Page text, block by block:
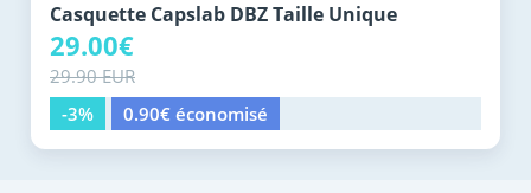
Casquette Capslab DBZ Taille Unique
29.00€
29.90 EUR
-3%
0.90€ économisé